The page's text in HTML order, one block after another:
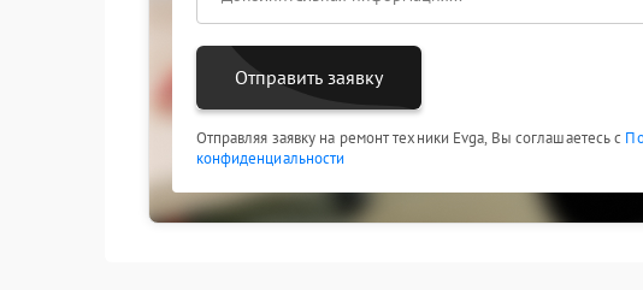
замену вышедших из строя деталей;
тестирование всех систем после сборки;
оформление гарантии на выполненные работы.
Отправить заявку
Отправляя заявку на ремонт техники Evga, Вы соглашаетесь с
конфиденциальности